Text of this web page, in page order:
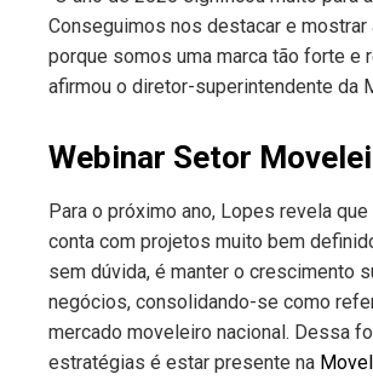
Conseguimos nos destacar e mostrar
porque somos uma marca tão forte e
afirmou o diretor-superintendente da
Webinar Setor
Para o próximo ano, Lopes revela
conta com projetos muito bem
sem dúvida, é manter o crescimento
negócios, consolidando-se como
mercado moveleiro nacional. Dessa
estratégias é estar presente na